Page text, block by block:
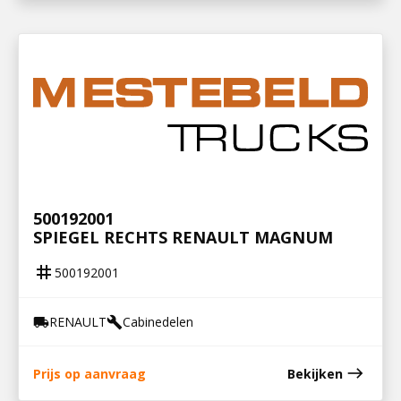
500192001
SPIEGEL RECHTS RENAULT MAGNUM
tag 500192001
local_shippingRENAULTbuildCabinedelen
Prijs op aanvraag Bekijken east